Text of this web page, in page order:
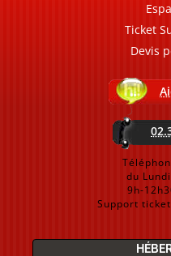
Ticket
Devis
du
9h-
Support